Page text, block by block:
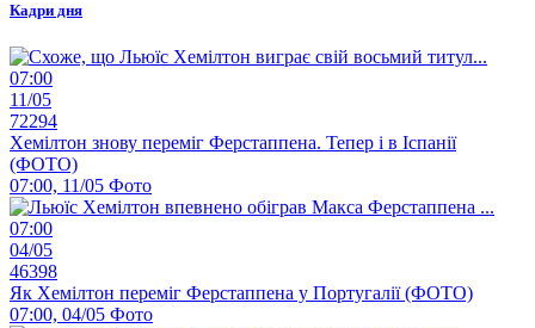
Кадри дня
07:00
11/05
72294
Хемілтон знову переміг Ферстаппена. Тепер і в Іспанії
(ФОТО)
07:00, 11/05 Фото
07:00
04/05
46398
Як Хемілтон переміг Ферстаппена у Португалії (ФОТО)
07:00, 04/05 Фото